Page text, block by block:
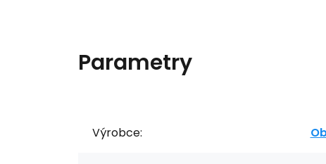
Parametry
Výrobce: